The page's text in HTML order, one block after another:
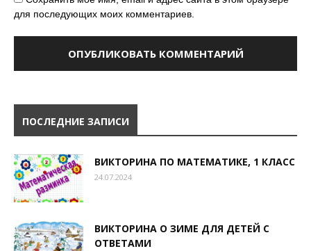
для последующих моих комментариев.
ПОСЛЕДНИЕ ЗАПИСИ
ВИКТОРИНА ПО МАТЕМАТИКЕ, 1 КЛАСС
24.07.2024
ВИКТОРИНА О ЗИМЕ ДЛЯ ДЕТЕЙ С
ОТВЕТАМИ